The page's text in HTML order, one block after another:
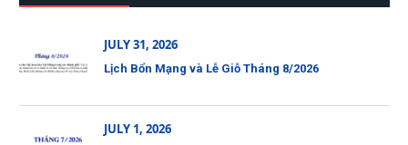
JULY 31, 2026
Lịch Bổn Mạng và Lễ Giỗ Tháng 8/2026
JULY 1, 2026